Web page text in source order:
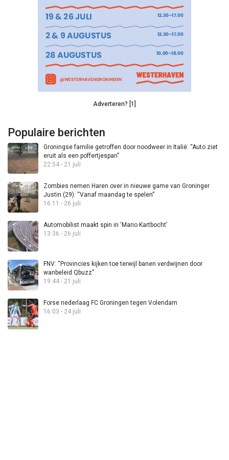
Adverteren? [1]
Populaire berichten
Groningse familie getroffen door noodweer in Italië: “Auto ziet
eruit als een poffertjespan”
22:54 - 21 juli
Zombies nemen Haren over in nieuwe game van Groninger
Justin (29): “Vanaf maandag te spelen”
16:11 - 26 juli
Automobilist maakt spin in ‘Mario Kartbocht’
13:36 - 26 juli
FNV: “Provincies kijken toe terwijl banen verdwijnen door
wanbeleid Qbuzz”
19:44 - 21 juli
Forse nederlaag FC Groningen tegen Volendam
16:03 - 24 juli